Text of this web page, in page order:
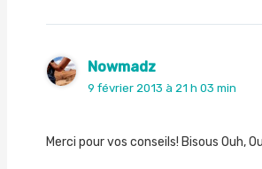
Nowmadz
9 février 2013 à 21 h 03 min
Merci pour vos conseils! Bisous Ouh,